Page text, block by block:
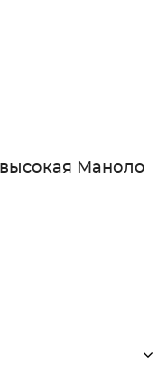
Маноло